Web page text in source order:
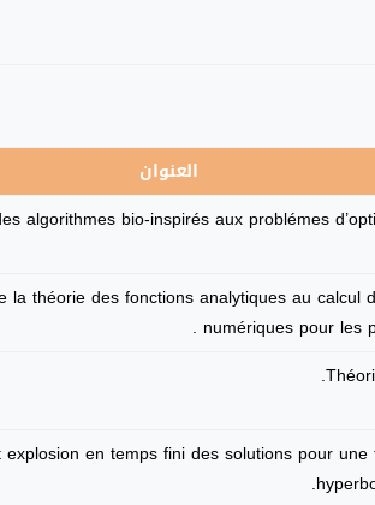
العنوان
algorithmes bio-inspirés aux problémes
la théorie des fonctions analytiques au calcul
numériques pour les
en temps fini des solutions pour